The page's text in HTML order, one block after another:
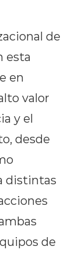
de
esta
en
valor
y el
desde
distintas
de